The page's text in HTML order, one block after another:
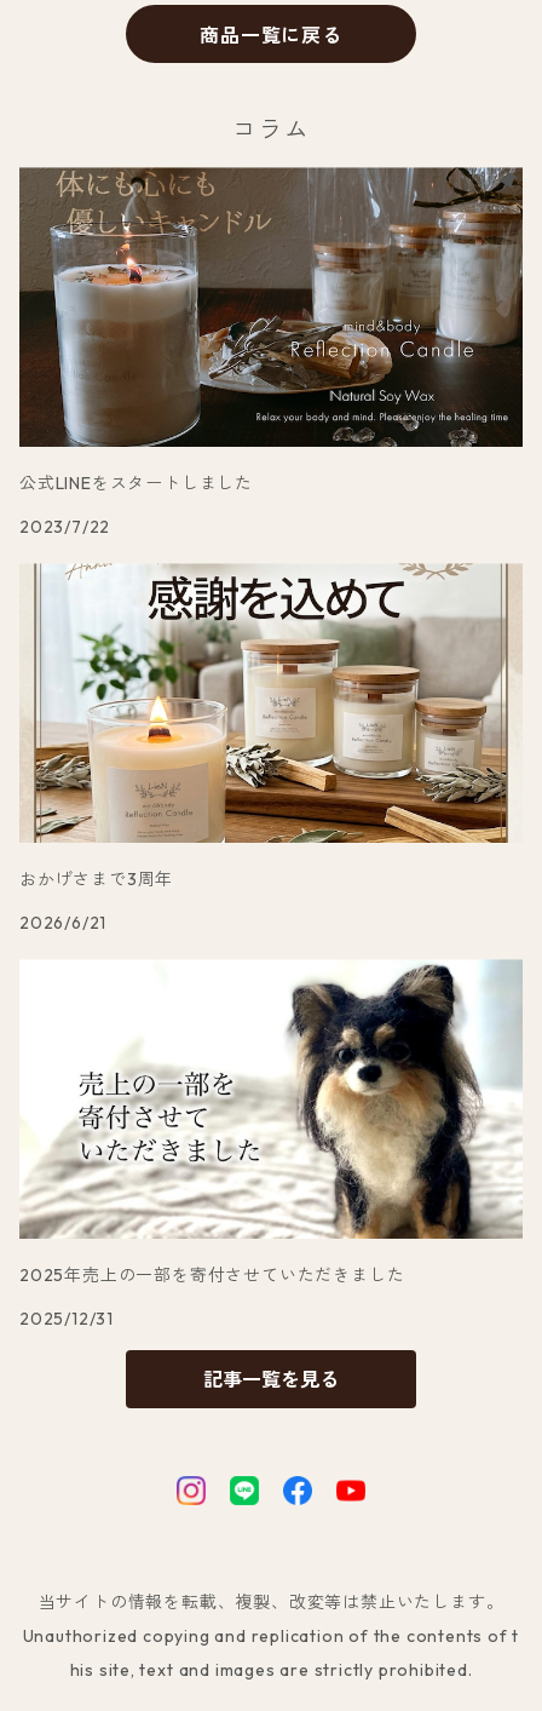
商品一覧に戻る
コラム
公式LINEをスタートしました
2023/7/22
おかげさまで3周年
2026/6/21
2025年売上の一部を寄付させていただきました
2025/12/31
記事一覧を見る
当サイトの情報を転載、複製、改変等は禁止いたします。
Unauthorized copying and replication of the contents of t
his site, text and images are strictly prohibited.